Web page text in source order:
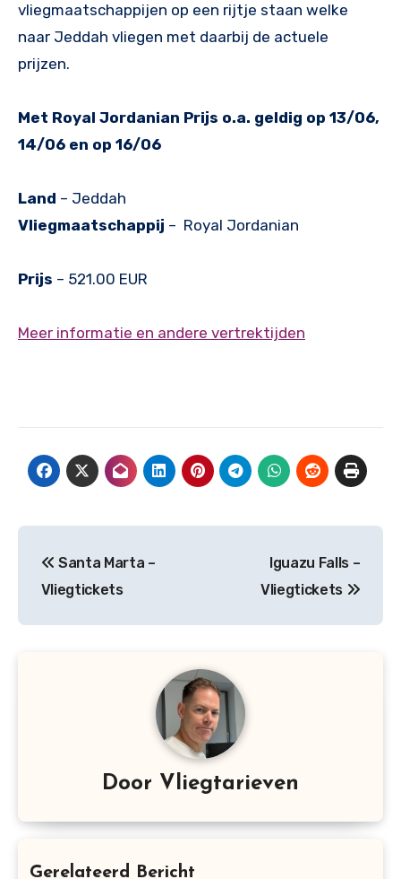
vliegmaatschappijen op een rijtje staan welke
naar Jeddah vliegen met daarbij de actuele
prijzen.
Met Royal Jordanian Prijs o.a. geldig op 13/06,
14/06 en op 16/06
Land – Jeddah
Vliegmaatschappij – Royal Jordanian
Prijs – 521.00 EUR
Meer informatie en andere vertrektijden
navigatie
Santa Marta –
Vliegtickets
Iguazu Falls –
Vliegtickets
Door Vliegtarieven
Gerelateerd Bericht